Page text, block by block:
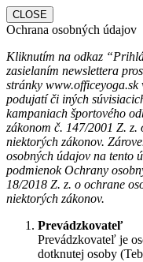
CLOSE
Ochrana osobných údajov
Kliknutím na odkaz
zasielaním newslettera
stránky www.officeyoga.sk
podujatí či iných
kampaniach športového
zákonom č. 147/2001 Z. z.
niektorých zákonov.
osobných údajov na tento
podmienok Ochrany
18/2018 Z. z. o ochrane
niektorých zákonov.
Prevádzkovateľ
Prevádzkovateľ je
dotknutej osoby